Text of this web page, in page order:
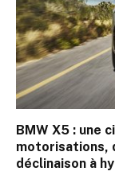
BMW X5 : une
motorisations,
déclinaison à